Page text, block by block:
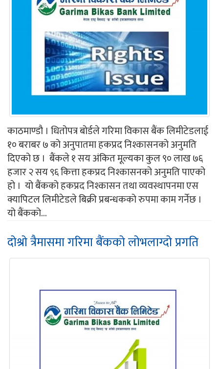
काठमाण्डौ । धितोपत्र बोर्डले गरिमा विकास बैंक लिमीटेडलाई
१० बराबर ७ को अनुपातमा हकप्रद निश्कासनको अनुमति
दिएको छ । बैंकले १ सय अंकित मूल्यका कुल ९० लाख ७६
हजार २ सय ९६ कित्ता हकप्रद निश्कासनको अनुमति पाएको
हो । यो बैंकको हकप्रद निश्कासन तथा व्यवस्थापनमा एस
क्यापिटल लिमीटेडले बिक्री प्रबन्धकको रुपमा काम गर्नेछ ।
यो बैंकको...
दोश्रो त्रैमासमा गरिमा बैंकको लोभलाग्दो प्रगति